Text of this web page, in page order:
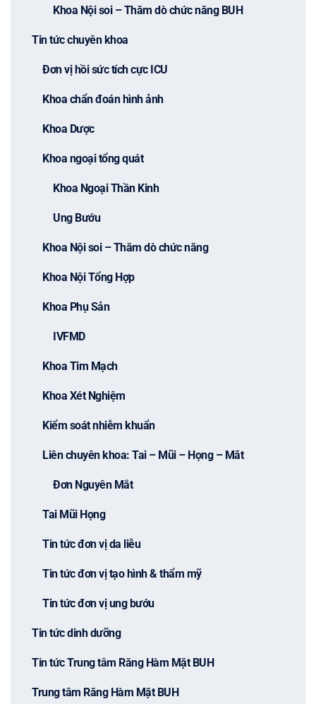
Khoa Nội soi – Thăm dò chức năng BUH
Tin tức chuyên khoa
Đơn vị hồi sức tích cực ICU
Khoa chẩn đoán hình ảnh
Khoa Dược
Khoa ngoại tổng quát
Khoa Ngoại Thần Kinh
Ung Bướu
Khoa Nội soi – Thăm dò chức năng
Khoa Nội Tổng Hợp
Khoa Phụ Sản
IVFMD
Khoa Tim Mạch
Khoa Xét Nghiệm
Kiểm soát nhiễm khuẩn
Liên chuyên khoa: Tai – Mũi – Họng – Mắt
Đơn Nguyên Mắt
Tai Mũi Họng
Tin tức đơn vị da liễu
Tin tức đơn vị tạo hình & thẩm mỹ
Tin tức đơn vị ung bướu
Tin tức dinh dưỡng
Tin tức Trung tâm Răng Hàm Mặt BUH
Trung tâm Răng Hàm Mặt BUH